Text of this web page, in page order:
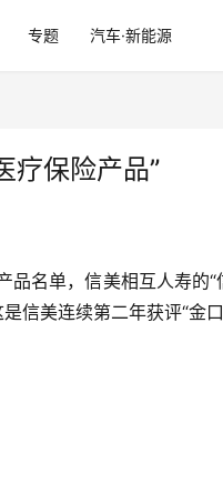
专题 汽车·新能源
疗保险产品”
名单，信美相互人寿的
信美连续第二年获评“